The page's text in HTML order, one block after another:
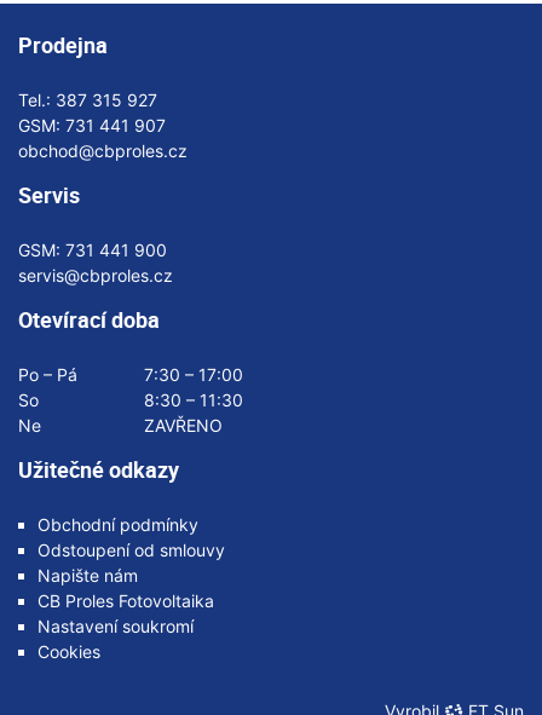
Prodejna
Tel.: 387 315 927
GSM: 731 441 907
obchod@cbproles.cz
Servis
GSM: 731 441 900
servis@cbproles.cz
Otevírací doba
Po – Pá
7:30 – 17:00
So
8:30 – 11:30
Ne
ZAVŘENO
Užitečné odkazy
Obchodní podmínky
Odstoupení od smlouvy
Napište nám
CB Proles Fotovoltaika
Nastavení soukromí
Cookies
Vyrobil FT Sun